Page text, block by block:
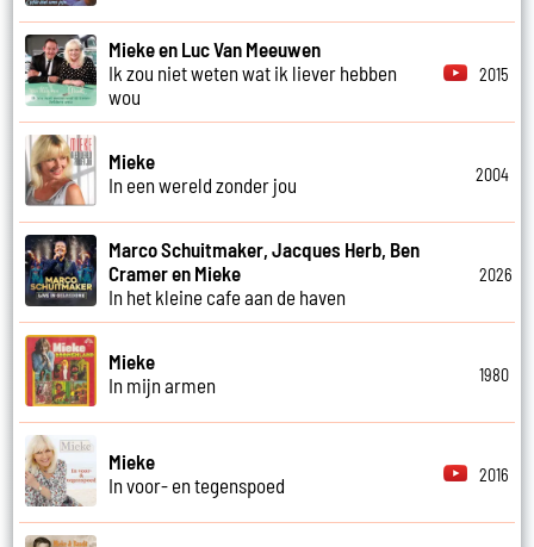
Mieke en Luc Van Meeuwen
Ik zou niet weten wat ik liever hebben
wou
2015
Mieke
In een wereld zonder jou
2004
Marco Schuitmaker, Jacques Herb, Ben
Cramer en Mieke
In het kleine cafe aan de haven
2026
Mieke
In mijn armen
1980
Mieke
In voor- en tegenspoed
2016